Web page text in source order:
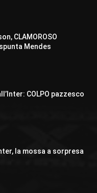
CLAMOROSO
spunta Mendes
COLPO pazzesco
la mossa a sorpresa